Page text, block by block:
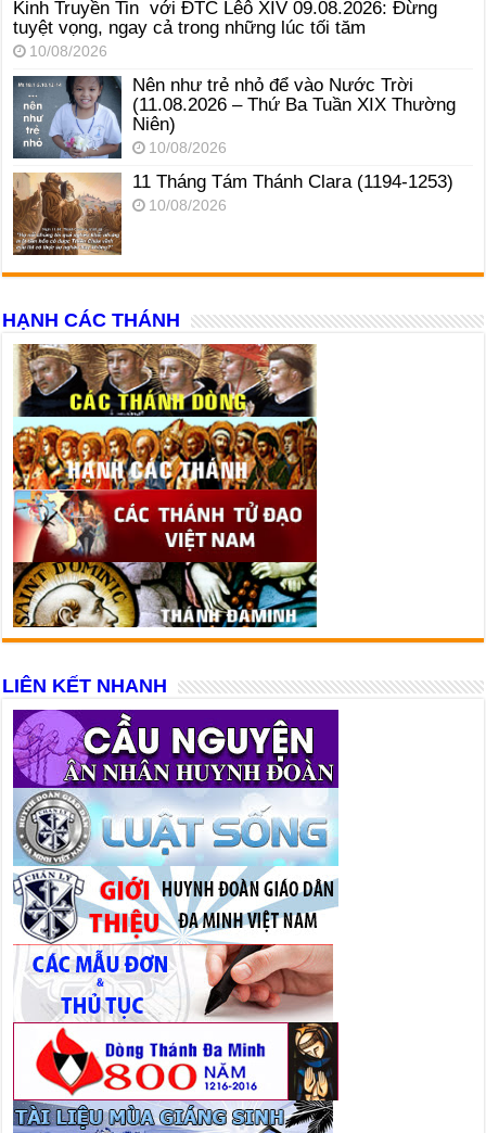
Kinh Truyền Tin với ĐTC Lêô XIV 09.08.2026: Đừng
tuyệt vọng, ngay cả trong những lúc tối tăm
10/08/2026
Nên như trẻ nhỏ để vào Nước Trời
(11.08.2026 – Thứ Ba Tuần XIX Thường
Niên)
10/08/2026
11 Tháng Tám Thánh Clara (1194-1253)
10/08/2026
HẠNH CÁC THÁNH
LIÊN KẾT NHANH